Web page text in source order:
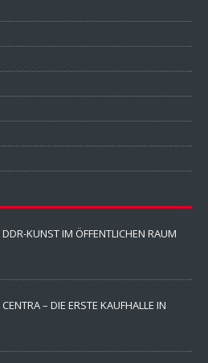
DDR-KUNST IM ÖFFENTLICHEN RAUM
CENTRA – DIE ERSTE KAUFHALLE IN